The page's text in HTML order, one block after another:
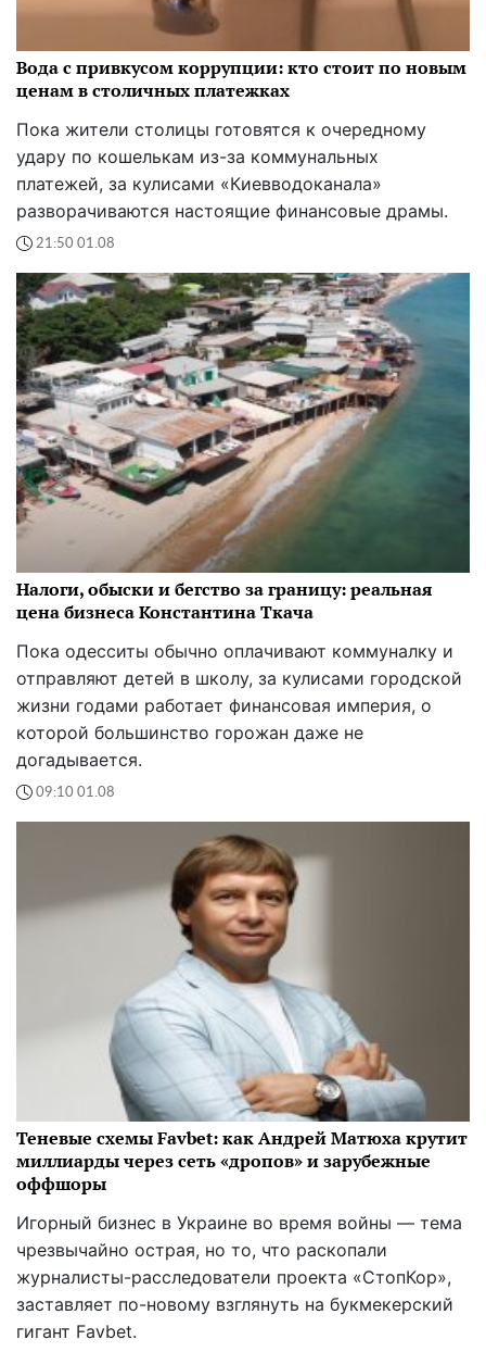
Вода с привкусом коррупции: кто стоит по новым
ценам в столичных платежках
Пока жители столицы готовятся к очередному
удару по кошелькам из-за коммунальных
платежей, за кулисами «Киевводоканала»
разворачиваются настоящие финансовые драмы.
21:50 01.08
Налоги, обыски и бегство за границу: реальная
цена бизнеса Константина Ткача
Пока одесситы обычно оплачивают коммуналку и
отправляют детей в школу, за кулисами городской
жизни годами работает финансовая империя, о
которой большинство горожан даже не
догадывается.
09:10 01.08
Теневые схемы Favbet: как Андрей Матюха крутит
миллиарды через сеть «дропов» и зарубежные
оффшоры
Игорный бизнес в Украине во время войны — тема
чрезвычайно острая, но то, что раскопали
журналисты-расследователи проекта «СтопКор»,
заставляет по-новому взглянуть на букмекерский
гигант Favbet.